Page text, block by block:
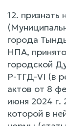
12. признать
города
НПА,
городской
Р-ТГД-VI (в
актов от 8
июня 2024
которой в